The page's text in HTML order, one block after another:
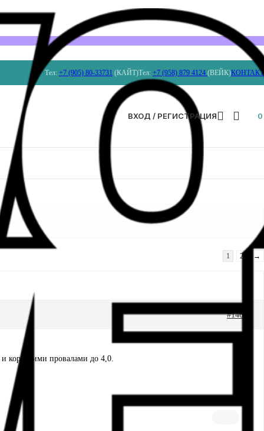
Тел: +7 (905) 80-33731 (КАЙТ)Тел: +7 (958) 879 4124 (ВЕЙК)
ВХОД / РЕГИСТРАЦИЯ 0
1 2 →
#14602
короткими провалами до 4,0.